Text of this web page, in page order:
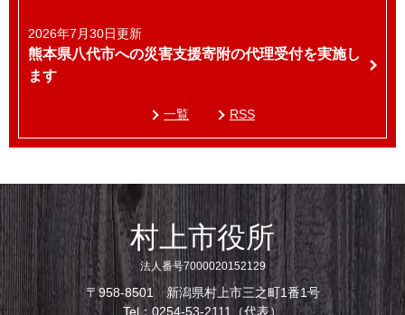
2026年7月30日更新
熊本県八代市への災害支援寄附の代理受付を実施し
ます
一覧 RSS
村上市役所
法人番号7000020152129
〒958-8501 新潟県村上市三之町1番1号
Tel：0254-53-2111（代表）